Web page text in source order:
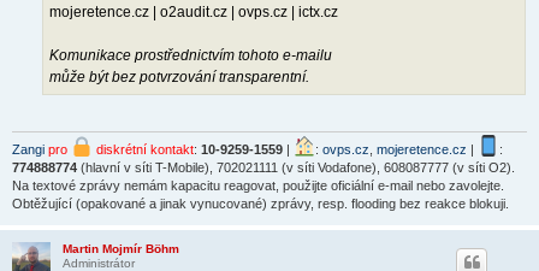
mojeretence.cz | o2audit.cz | ovps.cz | ictx.cz
Komunikace prostřednictvím tohoto e-mailu
může být bez potvrzování transparentní.
Zangi pro diskrétní kontakt: 10-9259-1559 | : ovps.cz mojeretence.cz |
:
774888774 (hlavní v síti T-Mobile), 702021111 (v síti Vodafone), 608087777 (v síti O2).
Na textové zprávy nemám kapacitu reagovat, použijte oficiální e-mail nebo zavolejte.
Obtěžující (opakované a jinak vynucované) zprávy, resp. flooding bez reakce blokuji.
Martin Mojmír Böhm
Administrátor